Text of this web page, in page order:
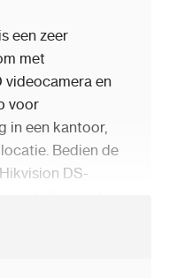
een zeer
met
videocamera en
voor
in een kantoor,
Bedien de
DS-
met een
gebruikers